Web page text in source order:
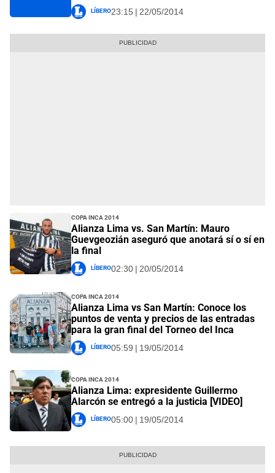
Líbero23:15 | 22/05/2014
Copa Inca 2014
Alianza Lima vs. San Martín: Mauro
Guevgeozián aseguró que anotará sí o sí en
la final
Líbero02:30 | 20/05/2014
Copa Inca 2014
Alianza Lima vs San Martín: Conoce los
puntos de venta y precios de las entradas
para la gran final del Torneo del Inca
Líbero05:59 | 19/05/2014
Copa Inca 2014
Alianza Lima: expresidente Guillermo
Alarcón se entregó a la justicia [VIDEO]
Líbero05:00 | 19/05/2014